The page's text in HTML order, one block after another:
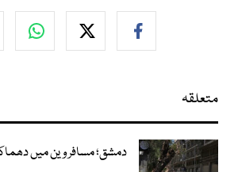
متعلقہ